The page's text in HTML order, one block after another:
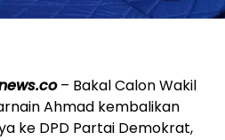
– Bakal Calon Wakil
Ahmad kembalikan
ke DPD Partai Demokrat,